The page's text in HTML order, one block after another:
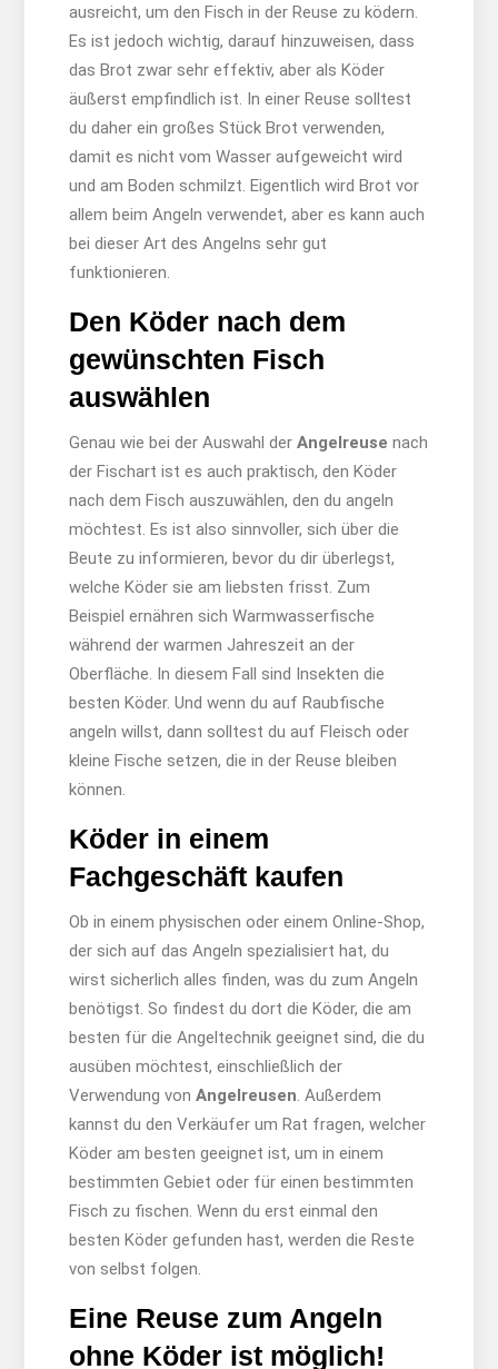
ausreicht, um den Fisch in der Reuse zu ködern.
Es ist jedoch wichtig, darauf hinzuweisen, dass
das Brot zwar sehr effektiv, aber als Köder
äußerst empfindlich ist. In einer Reuse solltest
du daher ein großes Stück Brot verwenden,
damit es nicht vom Wasser aufgeweicht wird
und am Boden schmilzt. Eigentlich wird Brot vor
allem beim Angeln verwendet, aber es kann auch
bei dieser Art des Angelns sehr gut
funktionieren.
Den Köder nach dem
gewünschten Fisch
auswählen
Genau wie bei der Auswahl der Angelreuse nach
der Fischart ist es auch praktisch, den Köder
nach dem Fisch auszuwählen, den du angeln
möchtest. Es ist also sinnvoller, sich über die
Beute zu informieren, bevor du dir überlegst,
welche Köder sie am liebsten frisst. Zum
Beispiel ernähren sich Warmwasserfische
während der warmen Jahreszeit an der
Oberfläche. In diesem Fall sind Insekten die
besten Köder. Und wenn du auf Raubfische
angeln willst, dann solltest du auf Fleisch oder
kleine Fische setzen, die in der Reuse bleiben
können.
Köder in einem
Fachgeschäft kaufen
Ob in einem physischen oder einem Online-Shop,
der sich auf das Angeln spezialisiert hat, du
wirst sicherlich alles finden, was du zum Angeln
benötigst. So findest du dort die Köder, die am
besten für die Angeltechnik geeignet sind, die du
ausüben möchtest, einschließlich der
Verwendung von Angelreusen. Außerdem
kannst du den Verkäufer um Rat fragen, welcher
Köder am besten geeignet ist, um in einem
bestimmten Gebiet oder für einen bestimmten
Fisch zu fischen. Wenn du erst einmal den
besten Köder gefunden hast, werden die Reste
von selbst folgen.
Eine Reuse zum Angeln
ohne Köder ist möglich!